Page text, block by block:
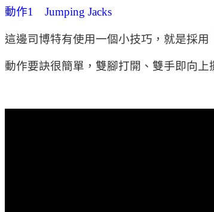
動作1 Jumping Jacks
這邊司博特有使用一個小技巧，就是採用
動作要訣很簡單，雙腳打開、雙手即向